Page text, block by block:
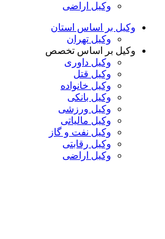
وکیل اراضی
وکیل بر اساس استان
وکیل تهران
وکیل بر اساس تخصص
وکیل داوری
وکیل قتل
وکیل خانواده
وکیل بانکی
وکیل ورزشی
وکیل مالیاتی
وکیل نفت و گاز
وکیل رقابتی
وکیل اراضی